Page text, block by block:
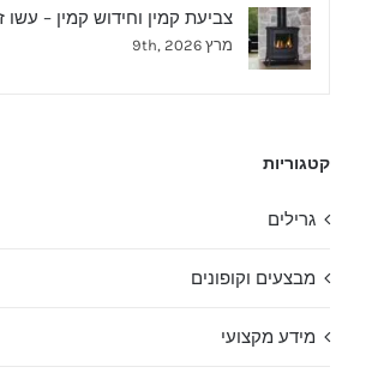
צביעת קמין וחידוש קמין –
מרץ 9th, 2026
קטגוריות
גרילים
מבצעים וקופונים
מידע מקצועי